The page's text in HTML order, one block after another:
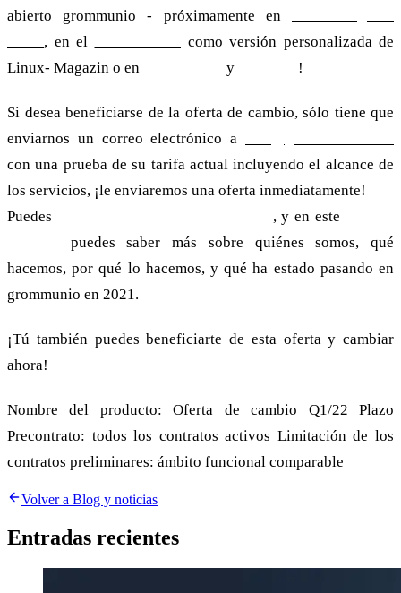
abierto grommunio - próximamente en
, en el
como versión personalizada de
Linux- Magazin o en
y !
Si desea beneficiarse de la oferta de cambio, sólo tiene que
enviarnos un correo electrónico a
con una prueba de su tarifa actual incluyendo el alcance de
los servicios, ¡le enviaremos una oferta inmediatamente!
Puedes
, y en este
puedes saber más sobre quiénes somos, qué
hacemos, por qué lo hacemos, y qué ha estado pasando en
grommunio en 2021.
¡Tú también puedes beneficiarte de esta oferta y cambiar
ahora!
Nombre del producto: Oferta de cambio Q1/22 Plazo
Precontrato: todos los contratos activos Limitación de los
contratos preliminares: ámbito funcional comparable
Volver a Blog y noticias
Entradas recientes